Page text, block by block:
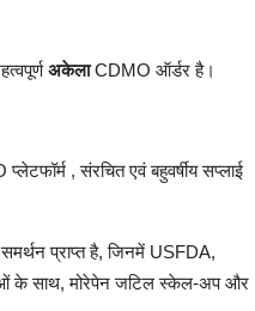
अकेला CDMO ऑर्डर है।
प्लेटफॉर्म ,संरचित एवं बहुवर्षीय सप्लाई
समर्थन प्राप्त है,जिनमें USFDA,
के साथ,मोरेपेन जटिल स्केल-अप और